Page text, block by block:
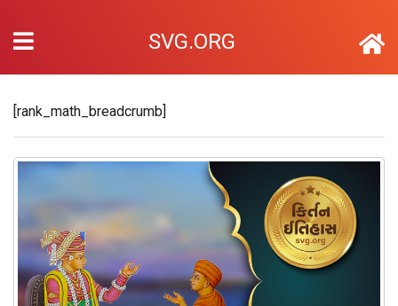
SVG.ORG
[rank_math_breadcrumb]